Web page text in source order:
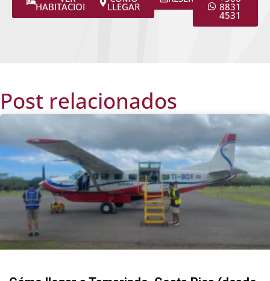
HABITACIONES LLEGAR 8831
4531
Post relacionados